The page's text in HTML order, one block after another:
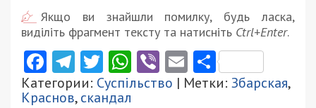
Якщо ви знайшли помилку, будь ласка,
виділіть фрагмент тексту та натисніть Ctrl+Enter.
Facebook
Telegram
Twitter
WhatsApp
ViberEmail
Категории: Суспільство | Метки: Збарская,
Краснов,скандал